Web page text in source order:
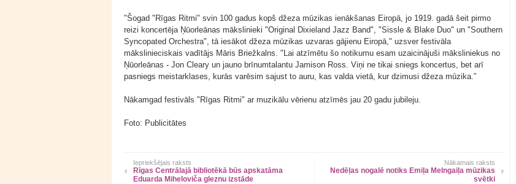
"Šogad "Rīgas Ritmi" svin 100 gadus kopš džeza mūzikas ienākšanas Eiropā, jo 1919. gadā šeit pirmo
reizi koncertēja Ņūorleānas mākslinieki "Original Dixieland Jazz Band", "Sissle & Blake Duo" un "Southern
Syncopated Orchestra", tā iesākot džeza mūzikas uzvaras gājienu Eiropā," uzsver festivāla
mākslinieciskais vadītājs Māris Briežkalns. "Lai atzīmētu šo notikumu esam uzaicinājuši māksliniekus no
Ņūorleānas - Jon Cleary un jauno brīnumtalantu Jamison Ross. Viņi ne tikai sniegs koncertus, bet arī
pasniegs meistarklases, kurās varēsim sajust to auru, kas valda vietā, kur dzimusi džeza mūzika.”
Nākamgad festivāls "Rīgas Ritmi" ar muzikālu vērienu atzīmēs jau 20 gadu jubileju.
Foto: Publicitātes
Iepriekšējais raksts
Rīgas Centrālajā bibliotēkā būs apskatāma
Eduarda Miheloviča gleznu izstāde
Nākamais raksts
Nedēļas nogalē notiks Emiļa Melngaiļa mūzikas
svētki